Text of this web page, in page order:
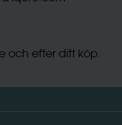
och efter ditt köp.